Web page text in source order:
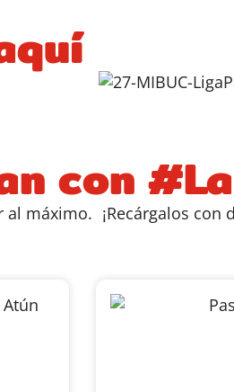
con
máximo. ¡Recárgalos con